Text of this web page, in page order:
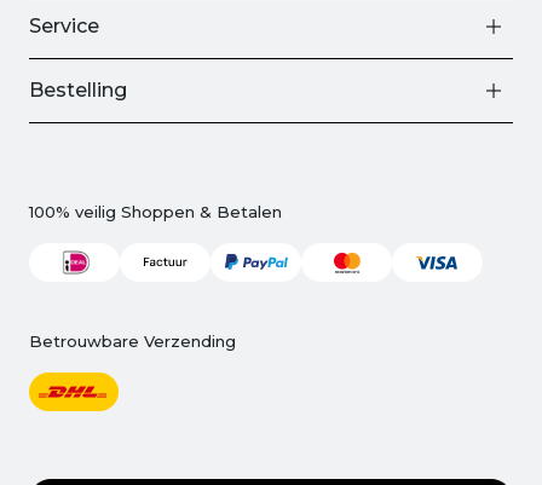
Service
Bestelling
100% veilig Shoppen & Betalen
Betrouwbare Verzending